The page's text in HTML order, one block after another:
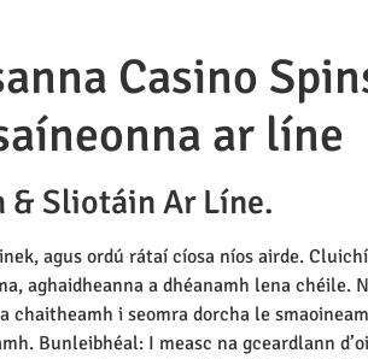
Casino
ar líne
& Sliotáin Ar Líne.
agus ordú rátaí cíosa níos airde.
aghaidheanna a dhéanamh lena
chaitheamh i seomra dorcha le
Bunleibhéal: I measc na gceardlann